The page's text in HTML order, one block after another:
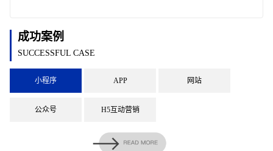
成功案例
SUCCESSFUL CASE
小程序 APP 网站
公众号 H5互动营销